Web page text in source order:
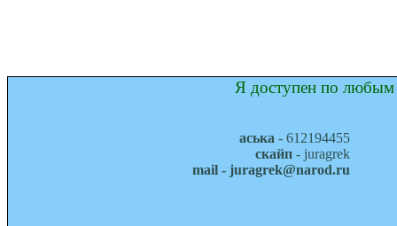
Я доступен по любым
аська - 612194455
скайп - juragrek
mail - juragrek@narod.ru